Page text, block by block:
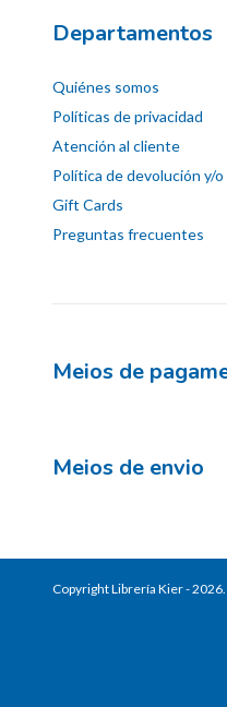
Departamentos
Quiénes somos
Políticas de privacidad
Atención al cliente
Política de devolución y/o
Gift Cards
Preguntas frecuentes
Meios de
Meios de envio
Copyright Librería Kier -